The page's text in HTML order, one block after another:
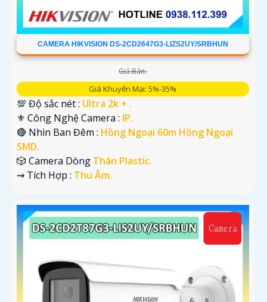
CAMERA HIKVISION DS-2CD2647G3-LIZS2UY/SRBHUN
Giá Bán:
Giá Khuyến Mại: 5%-35%
💯 Độ sắc nét : Ultra 2k + .
⚜️ Công Nghệ Camera : IP.
🔴 Nhìn Ban Đêm : Hồng Ngoại 60m Hồng Ngoại
SMD.
🎲 Camera Dòng Thân Plastic.
️⇝ Tích Hợp : Thu Âm.